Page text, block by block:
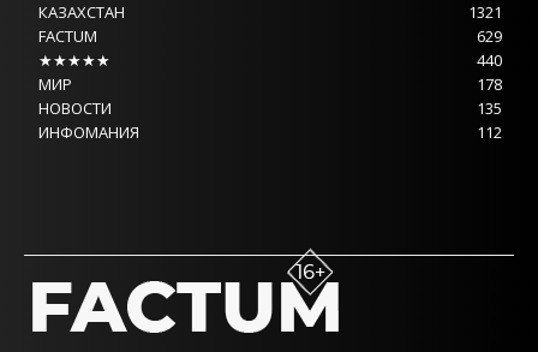
КАЗАХСТАН
1321
FACTUM
629
★★★★★
440
МИР
178
НОВОСТИ
135
ИНФОМАНИЯ
112